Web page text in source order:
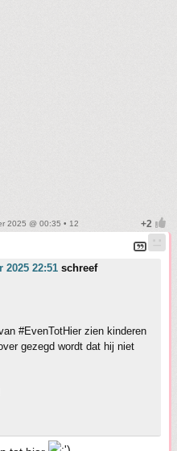
2025 @ 00:35 • 12
2025 22:51 schreef
#EvenTotHier zien kinderen
gezegd wordt dat hij niet